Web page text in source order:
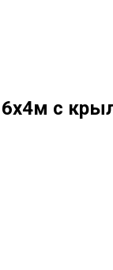
с